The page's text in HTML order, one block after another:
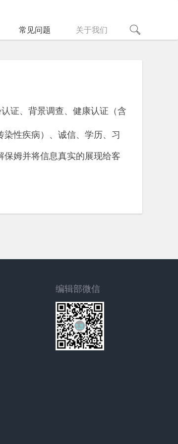
常见问题 关于我们
证、背景调查、健康认证（含
性疾病）、诚信、学历、习
姆并将信息真实的展现给客
编辑部微信